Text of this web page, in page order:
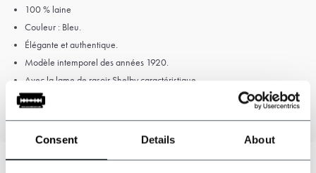
Consent Details About
100 % laine
Couleur : Bleu.
Élégante et authentique.
Modèle intemporel des années 1920.
Avec la lame de rasoir Shelby caractéristique.
Bonne coupe, disponible en tailles S, M, L, XL et XXL.